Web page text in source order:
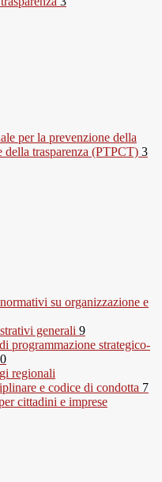
per la prevenzione della
della trasparenza (PTPCT) 3
su organizzazione e
generali 9
programmazione strategico-
regionali
e codice di condotta 7
cittadini e imprese